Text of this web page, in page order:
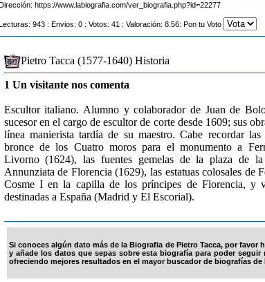
https://www.labiografia.com/ver_biografia.php?id=22277
943 : Envios: 0 : Votos: 41 : Valoración: 8.56: Pon tu Voto
Pietro Tacca (1577-1640) Historia
1 Un visitante nos comenta
Escultor italiano. Alumno y colaborador de Juan de
sucesor en el cargo de escultor de corte desde 1609; sus
línea manierista tardía de su maestro. Cabe recordar las
bronce de los Cuatro moros para el monumento a
Livorno (1624), las fuentes gemelas de la plaza de la
Annunziata de Florencia (1629), las estatuas colosales de
Cosme I en la capilla de los príncipes de Florencia, y
destinadas a España (Madrid y El Escorial).
Si conoces algún dato más de la Biografia de Pietro Tacca, por favor
y añade los datos que sepas sobre esta biografía para poder seguir
ofreciendo mejores resultados en el mayor buscador de biografías de